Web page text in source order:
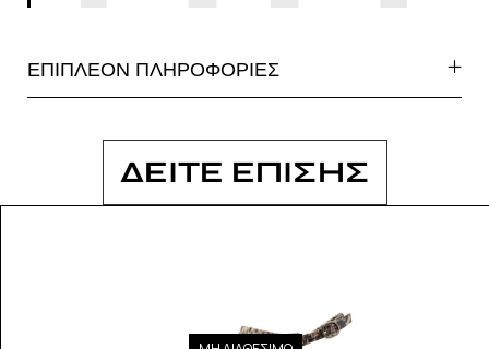
ΕΠΙΠΛΕΟΝ ΠΛΗΡΟΦΟΡΙΕΣ
ΔΕΙΤΕ ΕΠΙΣΗΣ